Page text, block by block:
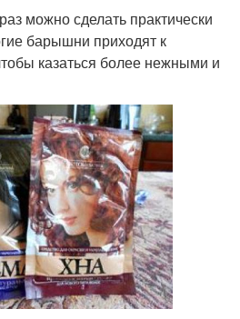
можно сделать практически
барышни приходят к
казаться более нежными и